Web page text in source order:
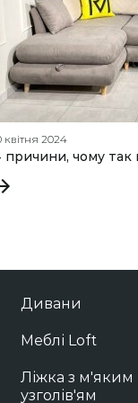
квітня 2024
причини, чому так
Дивани
Меблі Loft
Ліжка з м'яким
узголів'ям